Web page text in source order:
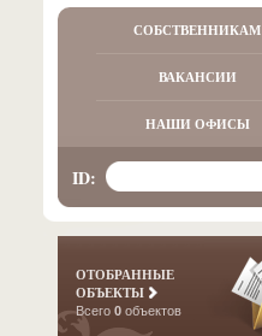
СОБСТВЕННИКАМ
ВАКАНСИИ
НАШИ ОФИСЫ
ID:
ОТОБРАННЫЕ
ОБЪЕКТЫ
Всего 0 объектов